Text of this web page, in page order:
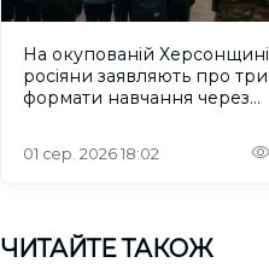
На окупованій Херсонщині
росіяни заявляють про три
формати навчання через
01 сер. 2026 18:02
ЧИТАЙТЕ ТАКОЖ